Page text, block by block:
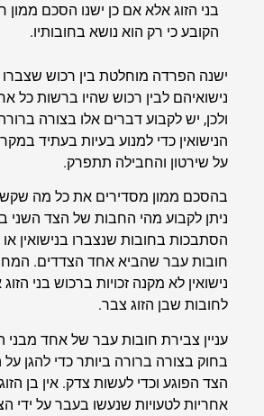
בני הזוג אלא אם כן ישנו הסכם ממון
הקובע כי רק הוא נושא בחובותיו.
ישנה הפרדה מוחלטת בין רכוש שצברו
נישואיהם לבין רכוש שהיו ברשות כל
ולכן, יש לקבוע דברים אלו בצורה
הנישואין כדי למנוע בעיות בעתיד
על שירטון והחבילה תתפרק.
בהסכם ממון מסדירים את כל מה
ניתן לקבוע מהי החבות של הצד
הסתבכות בחובות שנצברו בנישואין
חובות עבר שהביא אחד הצדדים.
נישואין לא מקנה זכויות ברכוש בני
לחובות שבן הזוג צבר.
עניין צבירת חובות עבר של אחד מבני
בחוק בצורה ברורה ביותר כדי להגן
הצד הפוגע וכדי לעשות צדק. אין בן
אחריות לטעויות שנעשו בעבר על ידי